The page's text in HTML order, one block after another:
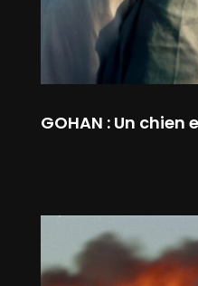
GOHAN : Un